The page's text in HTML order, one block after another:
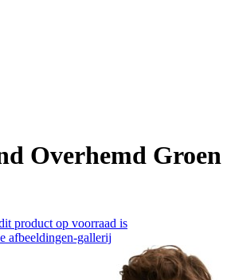
Overhemd Groen
product op voorraad is
afbeeldingen-gallerij